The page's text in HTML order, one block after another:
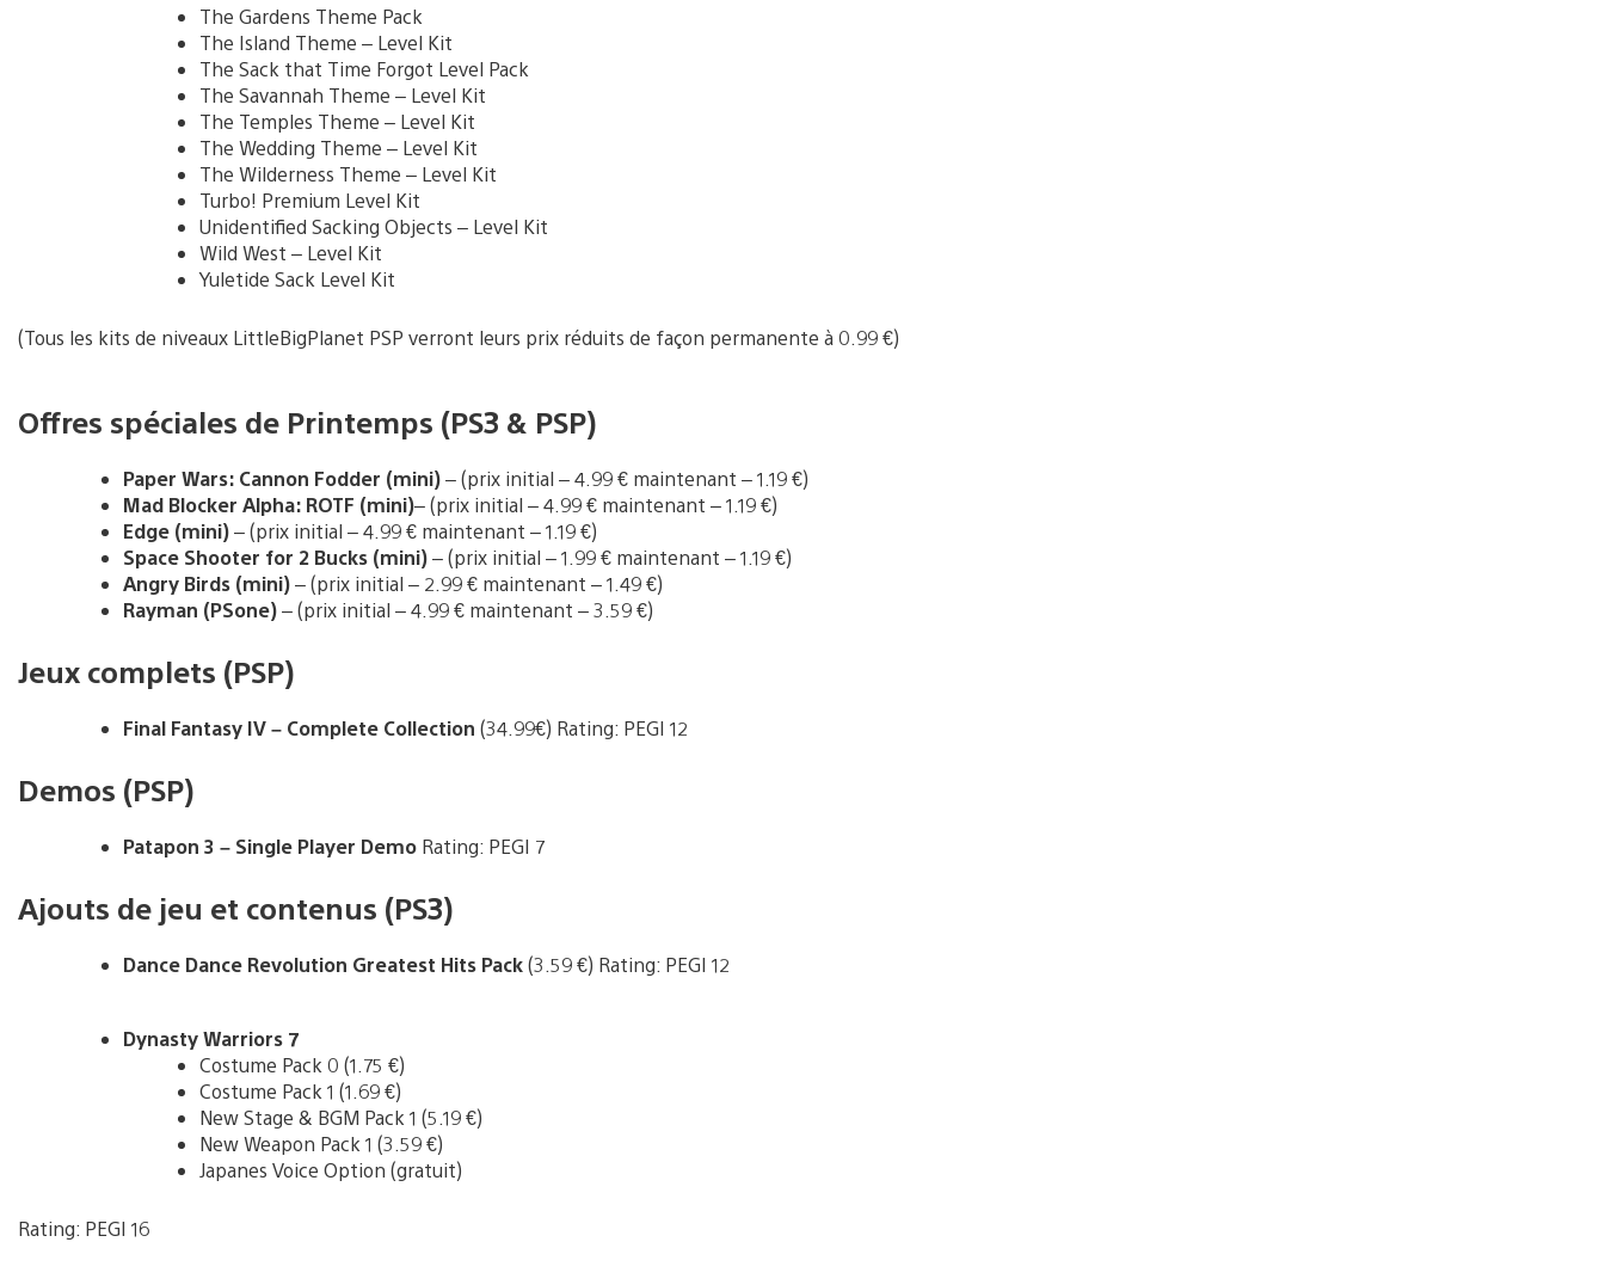
The Gardens Theme Pack
The Island Theme – Level Kit
The Sack that Time Forgot Level Pack
The Savannah Theme – Level Kit
The Temples Theme – Level Kit
The Wedding Theme – Level Kit
The Wilderness Theme – Level Kit
Turbo! Premium Level Kit
Unidentified Sacking Objects – Level Kit
Wild West – Level Kit
Yuletide Sack Level Kit
(Tous les kits de niveaux LittleBigPlanet PSP verront leurs prix réduits de façon permanente à 0.99 €)
Offres spéciales de Printemps (PS3 & PSP)
Paper Wars: Cannon Fodder (mini)– (prix initial – 4.99 € maintenant – 1.19 €)
Mad Blocker Alpha: ROTF (mini)– (prix initial – 4.99 € maintenant – 1.19 €)
Edge (mini)– (prix initial – 4.99 € maintenant – 1.19 €)
Space Shooter for 2 Bucks (mini)– (prix initial – 1.99 € maintenant – 1.19 €)
Angry Birds (mini)– (prix initial – 2.99 € maintenant – 1.49 €)
Rayman (PSone)– (prix initial – 4.99 € maintenant – 3.59 €)
Jeux complets (PSP)
Final Fantasy IV – Complete Collection (34.99€) Rating: PEGI 12
Demos (PSP)
Patapon 3 – Single Player Demo Rating: PEGI 7
Ajouts de jeu et contenus (PS3)
Dance Dance Revolution Greatest Hits Pack(3.59 €) Rating: PEGI 12
Dynasty Warriors 7
Costume Pack 0 (1.75 €)
Costume Pack 1 (1.69 €)
New Stage & BGM Pack 1 (5.19 €)
New Weapon Pack 1 (3.59 €)
Japanes Voice Option (gratuit)
Rating: PEGI 16